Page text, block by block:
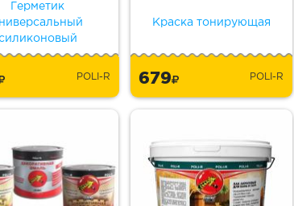
Герметик
POLI-R
Краска тонирующая
679 POLI-R